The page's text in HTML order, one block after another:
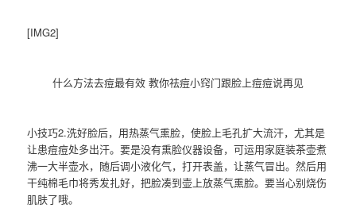
[IMG2]
什么方法去痘最有效 教你祛痘小窍门跟脸上痘痘说再见
小技巧2.洗好脸后，用热蒸气熏脸，使脸上毛孔扩大流汗，尤其是
让患痘痘处多出汗。要是没有熏脸仪器设备，可运用家庭装茶壶煮
沸一大半壶水，随后调小液化气，打开表盖，让蒸气冒出。然后用
干纯棉毛巾将秀发扎好，把脸凑到壶上放蒸气熏脸。要当心别烧伤
肌肤了哦。